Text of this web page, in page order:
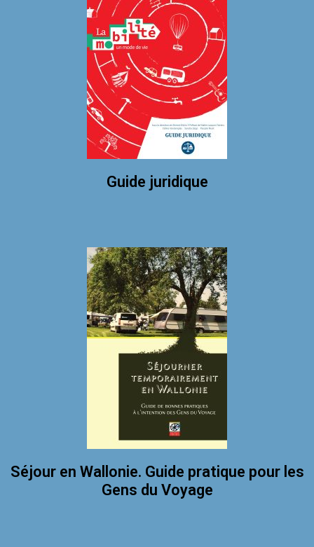
Guide juridique
Séjour en Wallonie. Guide pratique pour les
Gens du Voyage